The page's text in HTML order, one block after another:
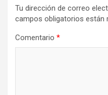
Tu dirección de correo
campos obligatorios están
Comentario *